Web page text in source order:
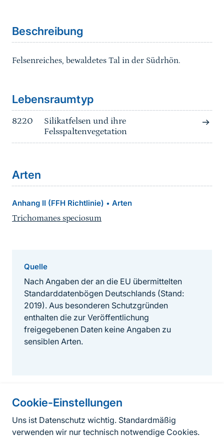
Cookie-Einstellungen
Uns ist Datenschutz wichtig. Standardmäßig
verwenden wir nur technisch notwendige Cookies.
Beschreibung
Felsenreiches, bewaldetes Tal in der Südrhön.
Lebensraumtyp
8220
Silikatfelsen und ihre
Felsspaltenvegetation
Arten
Anhang II (FFH Richtlinie) • Arten
Trichomanes speciosum
Quelle
Nach Angaben der an die EU übermittelten
Standarddatenbögen Deutschlands (Stand:
2019). Aus besonderen Schutzgründen
enthalten die zur Veröffentlichung
freigegebenen Daten keine Angaben zu
sensiblen Arten.
Informationen zur Seite
FußzeileKontakt zum BfN